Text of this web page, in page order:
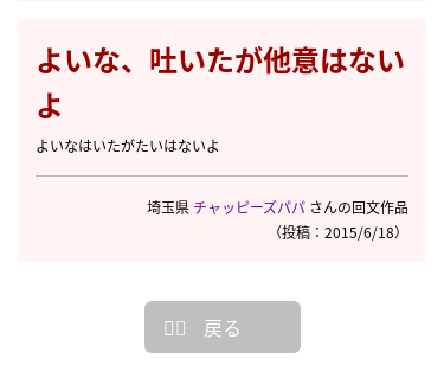
よいな、吐いたが他意はない
よ
よいなはいたがたいはないよ
埼玉県 チャッピーズパパ さんの回文作品
（投稿：2015/6/18）
戻る